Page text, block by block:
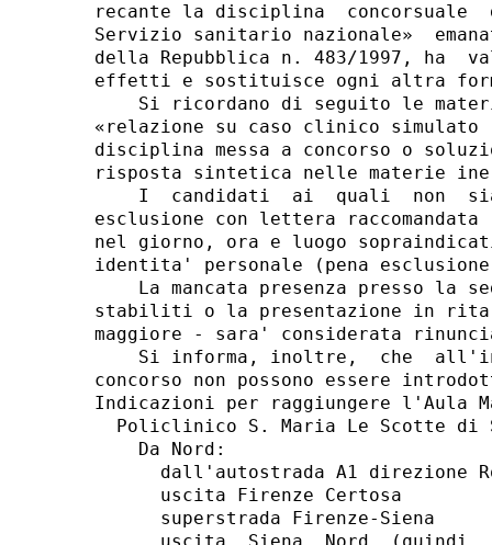
recante la disciplina  concorsuale
Servizio sanitario nazionale»
della Repubblica n. 483/1997,
effetti e sostituisce ogni altra
Si ricordano di seguito le
«relazione su caso clinico
disciplina messa a concorso o
risposta sintetica nelle materie
I  candidati  ai  quali  non
esclusione con lettera
nel giorno, ora e luogo
identita' personale (pena
La mancata presenza presso la
stabiliti o la presentazione in
maggiore - sara' considerata
Si informa, inoltre,  che
concorso non possono essere
Indicazioni per raggiungere l'Aula
Policlinico S. Maria Le Scotte
    Da Nord:
dall'autostrada A1 direzione
      uscita Firenze Certosa
      superstrada Firenze-Siena